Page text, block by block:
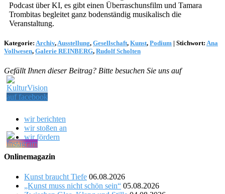
Podcast über KI, es gibt einen Überraschunsfilm und Tamara
Trombitas begleitet ganz bodenständig musikalisch die
Veranstaltung.
Kategorie: Archiv, Ausstellung, Gesellschaft, Kunst, Podium | Stichwort: Ana
Vollwesen, Galerie REINBERG, Rudolf Scholten
Gefällt Ihnen dieser Beitrag? Bitte besuchen Sie uns auf
wir berichten
wir stoßen an
wir fördern
Onlinemagazin
Kunst braucht Tiefe 06.08.2026
„Kunst muss nicht schön sein“ 05.08.2026